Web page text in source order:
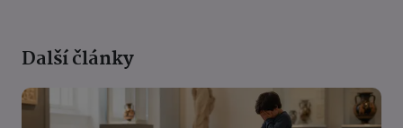
Další články